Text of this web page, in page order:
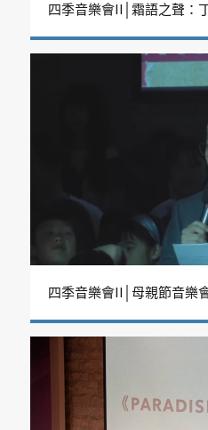
四季音樂會II│霜語之聲：
四季音樂會II│母親節音樂